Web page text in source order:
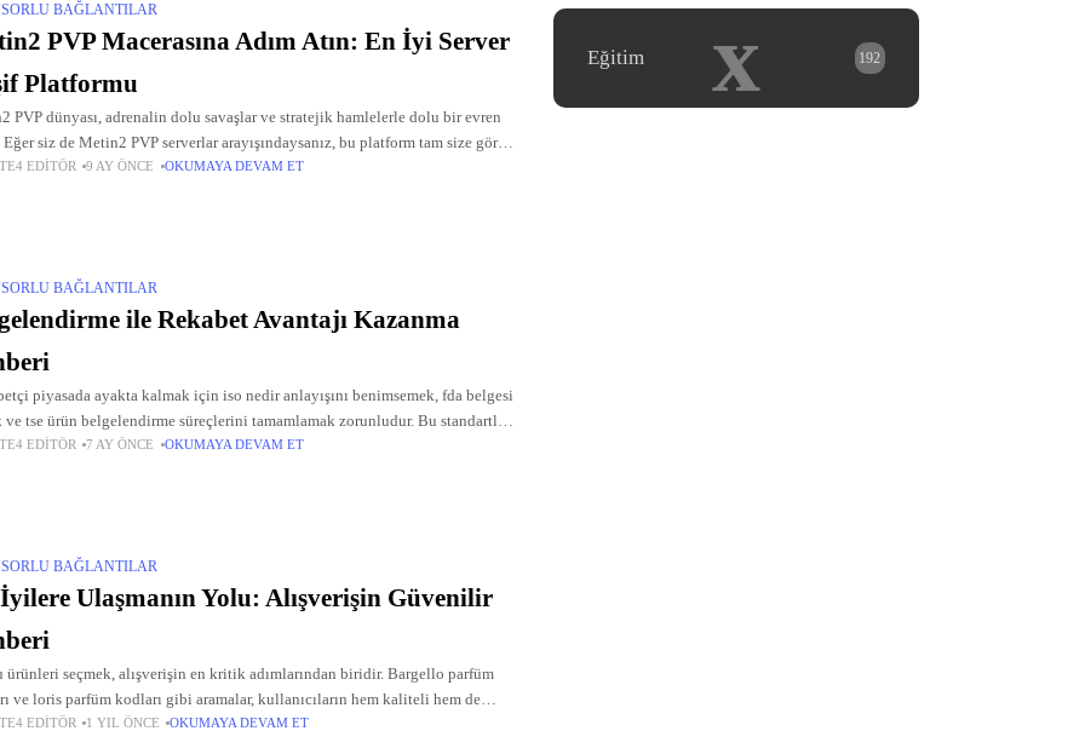
BAĞLANTILAR
PVP Macerasına Adım Atın: En İyi Server
Platformu
PVP dünyası, adrenalin dolu savaşlar ve stratejik hamlelerle dolu bir evren
Eğer siz de Metin2 PVP serverlar arayışındaysanız, bu platform tam size göre.
pvp serverlar arasında en
EDITÖR 9 AY ÖNCE OKUMAYA DEVAM ET
BAĞLANTILAR
ile Rekabet Avantajı Kazanma
piyasada ayakta kalmak için iso nedir anlayışını benimsemek, fda belgesi
ve tse ürün belgelendirme süreçlerini tamamlamak zorunludur. Bu standartlar,
kalitesini tescil eder ve müşteri güvenini pekiştirir. ISO
EDITÖR 7 AY ÖNCE OKUMAYA DEVAM ET
BAĞLANTILAR
Ulaşmanın Yolu: Alışverişin Güvenilir
ürünleri seçmek, alışverişin en kritik adımlarından biridir. Bargello parfüm
ve loris parfüm kodları gibi aramalar, kullanıcıların hem kaliteli hem de
fiyatlı ürünlere ulaşma arzusunu gösteriyor. Bu noktada,
EDITÖR 1 YIL ÖNCE OKUMAYA DEVAM ET
x
Eğitim 192